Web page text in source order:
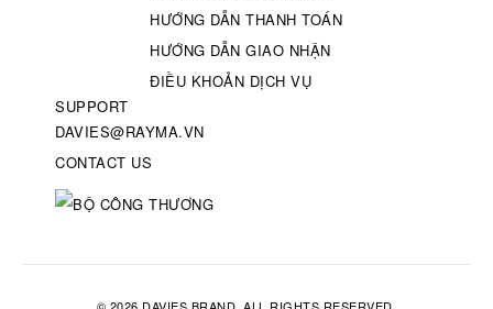
HƯỚNG DẪN THANH TOÁN
HƯỚNG DẪN GIAO NHẬN
ĐIỀU KHOẢN DỊCH VỤ
SUPPORT
DAVIES@RAYMA.VN
CONTACT US
© 2026 DAVIES BRAND. ALL RIGHTS RESERVED.